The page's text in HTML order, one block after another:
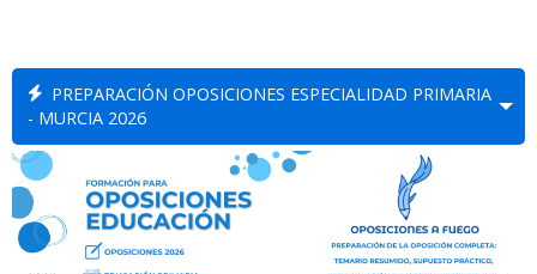
PREPARACIÓN OPOSICIONES ESPECIALIDAD PRIMARIA
- MURCIA 2026